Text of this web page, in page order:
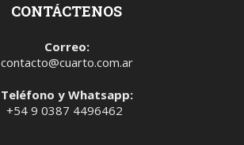
CONTÁCTENOS
Correo:
contacto@cuarto.com.ar
Teléfono y Whatsapp:
+54 9 0387 4496462